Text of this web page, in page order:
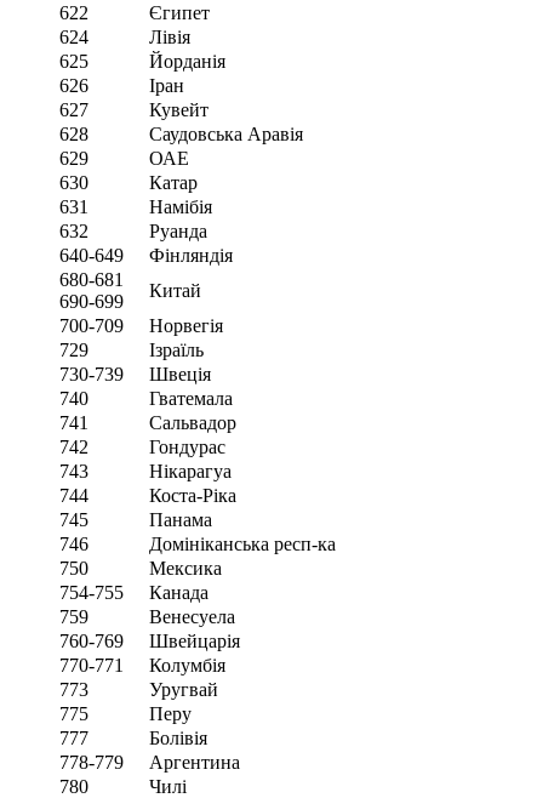
622
Єгипет
624
Лівія
625
Йорданія
626
Іран
627
Кувейт
628
Саудовська Аравія
629
ОАЕ
630
Катар
631
Намібія
632
Руанда
640-649
Фінляндія
680-681
690-699
Китай
700-709
Норвегія
729
Ізраїль
730-739
Швеція
740
Гватемала
741
Сальвадор
742
Гондурас
743
Нікарагуа
744
Коста-Ріка
745
Панама
746
Домініканська респ-ка
750
Мексика
754-755
Канада
759
Венесуела
760-769
Швейцарія
770-771
Колумбія
773
Уругвай
775
Перу
777
Болівія
778-779
Аргентина
780
Чилі